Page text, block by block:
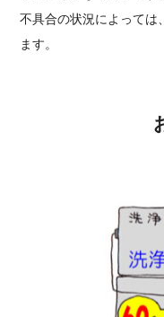
不具合の状況によっては
ます。